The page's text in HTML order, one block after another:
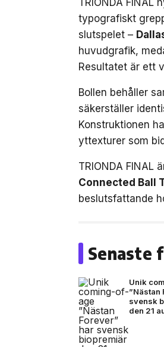
typografiskt
slutspelet –
huvudgrafik,
Resultatet är ett
Bollen behåller
säkerställer
Konstruktionen
yttexturer som
TRIONDA FINAL
Connected Ball
beslutsfattande
Senaste
Unik
”Nästan
svensk
den 21